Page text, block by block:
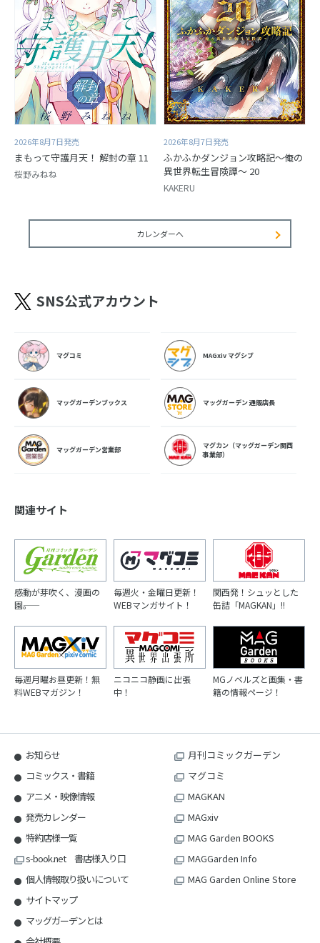
2026年8月7日発売
まもって守護月天！ 解封の章 11
桜野みねね
2026年8月7日発売
ふかふかダンジョン攻略記～俺の
異世界転生冒険譚～ 20
KAKERU
カレンダーへ
SNS公式アカウント
マグコミ MAGxiv マグシブ
マッグガーデンブックス マッグガーデン 通販店長
マッグガーデン営業部
マグカン（マッグガーデン関西
事業部）
関連サイト
感動が芽吹く、漫画の
園――。
毎週火・金曜日更新！
WEBマンガサイト！
関西発！シュッとした
缶詰「MAGKAN」!!
毎週月曜お昼更新！無
料WEBマガジン！
ニコニコ静画に出張
中！
MGノベルズと画集・書
籍の情報ページ！
お知らせ
コミックス・書籍
アニメ・映像情報
発売カレンダー
特約店様一覧
s-book.net 書店様入り口
個人情報取り扱いについて
サイトマップ
マッグガーデンとは
月刊コミックガーデン
マグコミ
MAGKAN
MAGxiv
MAG Garden BOOKS
MAGGarden Info
MAG Garden Online Store